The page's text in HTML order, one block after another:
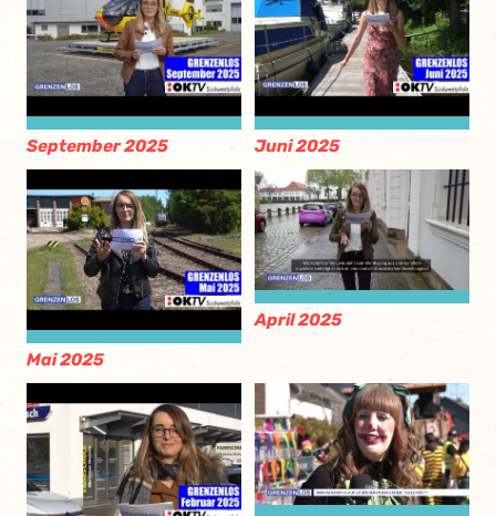
September 2025 Juni 2025
Mai 2025
April 2025